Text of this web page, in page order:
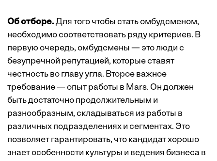
Об отборе.Для того чтобы стать омбудсменом,
необходимо соответствовать ряду критериев. В
первую очередь, омбудсмены — это люди с
безупречной репутацией, которые ставят
честность во главу угла. Второе важное
требование — опыт работы в Mars. Он должен
быть достаточно продолжительным и
разнообразным, складываться из работы в
различных подразделениях и сегментах. Это
позволяет гарантировать, что кандидат хорошо
знает особенности культуры и ведения бизнеса в